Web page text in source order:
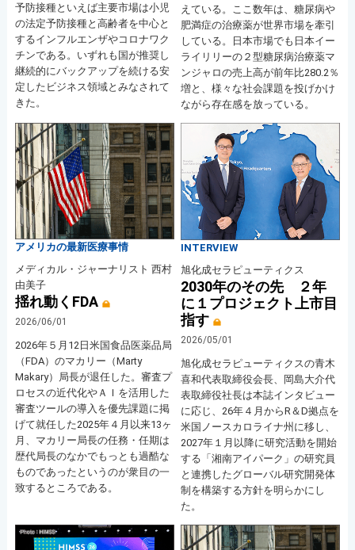
予防接種といえば主要市場は小児
の法定予防接種と高齢者を中心と
するインフルエンザやコロナワク
チンである。いずれも国が推奨し
継続的にバックアップを続ける安
定したビジネス領域とみなされて
きた。
えている。ここ数年は、糖尿病や
肥満症の治療薬が世界市場を牽引
している。日本市場でも日本イー
ライリリーの２型糖尿病治療薬マ
ンジャロの売上高が前年比280.2％
増と、様々な社会課題を投げかけ
ながら存在感を放っている。
アメリカの最新医療事情
メディカル・ジャーナリスト 西村
由美子
揺れ動くFDA
2026/06/01
2026年５月12日米国食品医薬品局
（FDA）のマカリー（Marty
Makary）局長が退任した。審査プ
ロセスの近代化やＡＩを活用した
審査ツールの導入を優先課題に掲
げて就任した2025年４月以来13ヶ
月、マカリー局長の任務・任期は
歴代局長のなかでもっとも過酷な
ものであったというのが衆目の一
致するところである。
INTERVIEW
旭化成セラピューティクス
2030年のその先 ２年
に１プロジェクト上市目
指す
2026/05/01
旭化成セラピューティクスの青木
喜和代表取締役会長、岡島大介代
表取締役社長は本誌インタビュー
に応じ、26年４月からR＆D拠点を
米国ノースカロライナ州に移し、
2027年１月以降に研究活動を開始
する「湘南アイパーク」の研究員
と連携したグローバル研究開発体
制を構築する方針を明らかにし
た。